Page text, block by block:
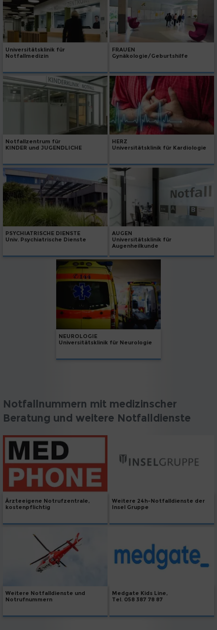
Universitätsklinik für
Notfallmedizin
FRAUEN
Gynäkologie/Geburtshilfe
Notfallzentrum für
KINDER und JUGENDLICHE
HERZ
Universitätsklinik für Kardiologie
PSYCHIATRISCHE DIENSTE
Univ. Psychiatrische Dienste
AUGEN
Universitätsklinik für
Augenheilkunde
NEUROLOGIE
Universitätsklinik für Neurologie
Notfallnummern mit medizinscher
Beratung und weitere Notfalldienste
Ärzteeigene Notrufzentrale,
kostenpflichtig
Weitere 24h-Notfalldienste der
Insel Gruppe
Weitere Notfalldienste und
Notrufnummern
Medgate Kids Line,
Tel. 058 387 78 87